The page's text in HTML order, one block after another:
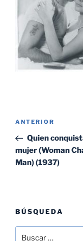
Navegación
entradas
Entrada
anterior:
ANTERIOR
Quien
mujer (Woman
Man) (1937)
BÚSQUEDA